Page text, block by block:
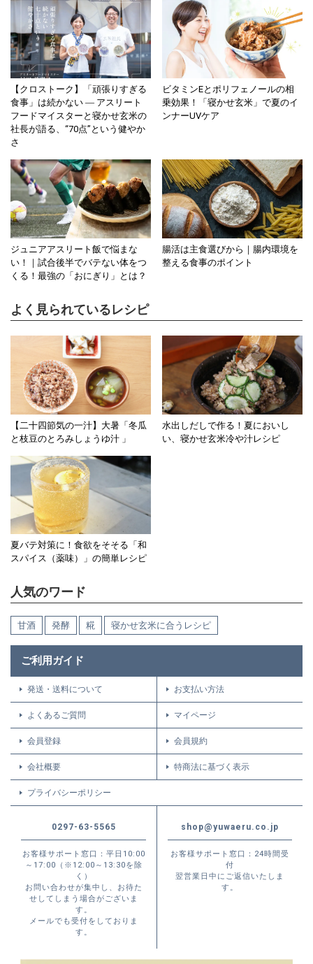
【クロストーク】「頑張りすぎる
食事」は続かない ― アスリート
フードマイスターと寝かせ玄米の
社長が語る、“70点”という健やか
さ
ビタミンEとポリフェノールの相
乗効果！「寝かせ玄米」で夏のイ
ンナーUVケア
ジュニアアスリート飯で悩まな
い！｜試合後半でバテない体をつ
くる！最強の「おにぎり」とは？
腸活は主食選びから｜腸内環境を
整える食事のポイント
よく見られているレシピ
【二十四節気の一汁】大暑「冬瓜
と枝豆のとろみしょうゆ汁 」
水出しだしで作る！夏においし
い、寝かせ玄米冷や汁レシピ
夏バテ対策に！食欲をそそる「和
スパイス（薬味）」の簡単レシピ
人気のワード
甘酒 発酵 糀 寝かせ玄米に合うレシピ
ご利用ガイド
発送・送料について お支払い方法
よくあるご質問 マイページ
会員登録 会員規約
会社概要 特商法に基づく表示
プライバシーポリシー
0297-63-5565
お客様サポート窓口：平日10:00
～17:00（※12:00～13:30を除
く）
お問い合わせが集中し、お待た
せしてしまう場合がございま
す。
メールでも受付をしておりま
す。
shop@yuwaeru.co.jp
お客様サポート窓口：24時間受
付
翌営業日中にご返信いたしま
す。